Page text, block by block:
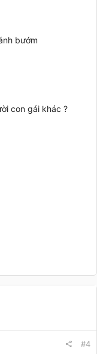
bướm
con gái khác ?
#4